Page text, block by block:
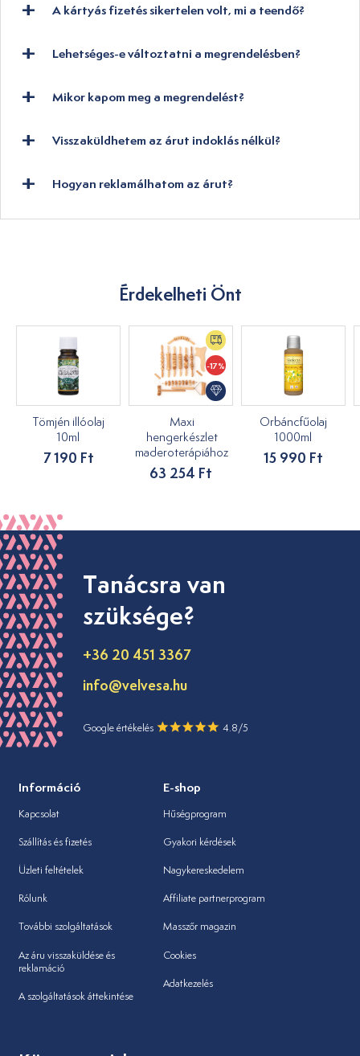
A kártyás fizetés sikertelen volt, mi a teendő?
Lehetséges-e változtatni a megrendelésben?
Mikor kapom meg a megrendelést?
Visszaküldhetem az árut indoklás nélkül?
Hogyan reklamálhatom az árut?
Érdekelheti Önt
Tömjén illóolaj
10ml
7 190 Ft
-17%
Maxi
hengerkészlet
maderoterápiához
63 254 Ft
Orbáncfűolaj
1000ml
15 990 Ft
Tanácsra van
szüksége?
+36 20 451 3367
info@velvesa.hu
Google értékelés 4.8/5
Információ
Kapcsolat
Szállítás és fizetés
Üzleti feltételek
Rólunk
További szolgáltatások
Az áru visszaküldése és
reklamáció
A szolgáltatások áttekintése
E-shop
Hűségprogram
Gyakori kérdések
Nagykereskedelem
Affiliate partnerprogram
Masszőr magazin
Cookies
Adatkezelés